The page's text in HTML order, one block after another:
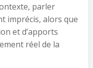
parler
imprécis, alors que
et d’apports
réel de la